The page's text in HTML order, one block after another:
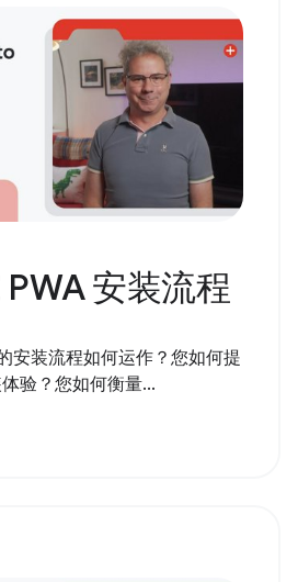
安装流程
安装流程如何运作？您如何提
验？您如何衡量...